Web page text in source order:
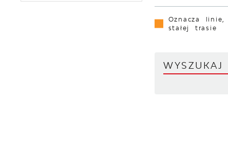
Oznacza
stałej trasie
WYSZUKAJ